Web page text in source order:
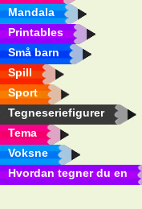
Mandala
Printables
Små barn
Spill
Sport
Tegneseriefigurer
Tema
Voksne
Hvordan tegner du en